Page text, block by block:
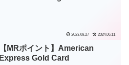
2023.08.27 2024.06.11
【MRポイント】American
Express Gold Card